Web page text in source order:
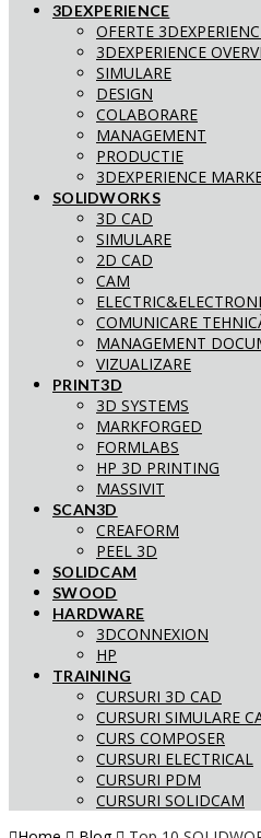
3DEXPERIENCE
OFERTE
3DEXPERIENCE
SIMULARE
DESIGN
COLABORARE
MANAGEMENT
PRODUCTIE
3DEXPERIENCE
SOLIDWORKS
3D CAD
SIMULARE
2D CAD
CAM
COMUNICARE
MANAGEMENT
VIZUALIZARE
PRINT3D
3D SYSTEMS
MARKFORGED
FORMLABS
HP 3D PRINTING
MASSIVIT
SCAN3D
CREAFORM
PEEL 3D
SOLIDCAM
SWOOD
HARDWARE
3DCONNEXION
HP
TRAINING
CURSURI 3D CAD
CURSURI SIMULARE
CURS COMPOSER
CURSURI ELECTRICAL
CURSURI PDM
CURSURI SOLIDCAM